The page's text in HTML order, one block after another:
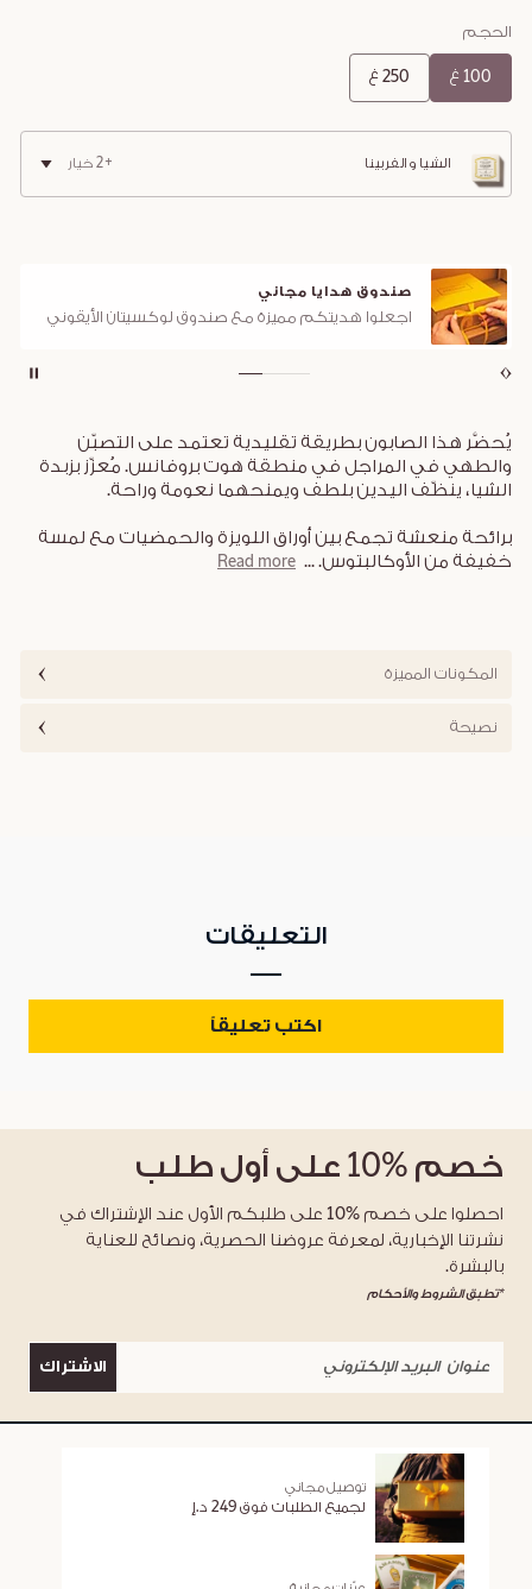
الحجم
100 غ 250 غ
الشيا والفربينا +2 خيار
صندوق هدايا مجاني
اجعلوا هديتكم مميزة مع صندوق لوكسيتان الأيقوني
يُحضَّر هذا الصابون بطريقة تقليدية تعتمد على التصبّن
والطهي في المراجل في منطقة هوت بروفانس. مُعزّز بزبدة
الشيا، ينظّف اليدين بلطف ويمنحهما نعومة وراحة.
برائحة منعشة تجمع بين أوراق اللويزة والحمضيات مع لمسة
خفيفة من الأوكالبتوس....
Read more
المكونات المميزة
نصيحة
التعليقات
اكتب تعليقاً
خصم %10 على أول طلب
احصلوا على خصم %10 على طلبكم الأول عند الإشتراك في
نشرتنا الإخبارية، لمعرفة عروضنا الحصرية، ونصائح للعناية
بالبشرة.
*تطبق الشروط والأحكام
الاشتراك
توصيل مجاني
لجميع الطلبات فوق 249 د.إ